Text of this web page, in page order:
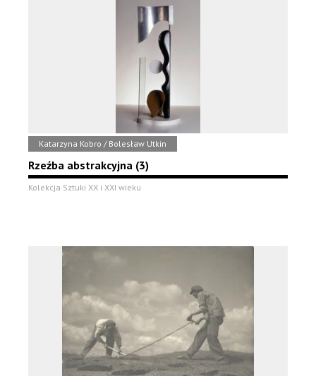
Katarzyna Kobro / Bolesław Utkin
Rzeźba abstrakcyjna (3)
Kolekcja Sztuki XX i XXI wieku